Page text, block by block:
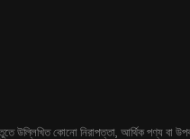
কোনো নিরাপত্তা, আর্থিক পণ্য বা উপকরণ